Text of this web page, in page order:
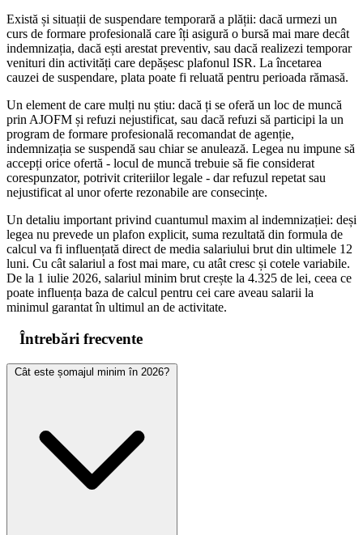
Există și situații de suspendare temporară a plății: dacă urmezi un
curs de formare profesională care îți asigură o bursă mai mare decât
indemnizația, dacă ești arestat preventiv, sau dacă realizezi temporar
venituri din activități care depășesc plafonul ISR. La încetarea
cauzei de suspendare, plata poate fi reluată pentru perioada rămasă.
Un element de care mulți nu știu: dacă ți se oferă un loc de muncă
prin AJOFM și refuzi nejustificat, sau dacă refuzi să participi la un
program de formare profesională recomandat de agenție,
indemnizația se suspendă sau chiar se anulează. Legea nu impune să
accepți orice ofertă - locul de muncă trebuie să fie considerat
corespunzator, potrivit criteriilor legale - dar refuzul repetat sau
nejustificat al unor oferte rezonabile are consecințe.
Un detaliu important privind cuantumul maxim al indemnizației: deși
legea nu prevede un plafon explicit, suma rezultată din formula de
calcul va fi influențată direct de media salariului brut din ultimele 12
luni. Cu cât salariul a fost mai mare, cu atât cresc și cotele variabile.
De la 1 iulie 2026, salariul minim brut crește la 4.325 de lei, ceea ce
poate influența baza de calcul pentru cei care aveau salarii la
minimul garantat în ultimul an de activitate.
Întrebări frecvente
Cât este șomajul minim în 2026?